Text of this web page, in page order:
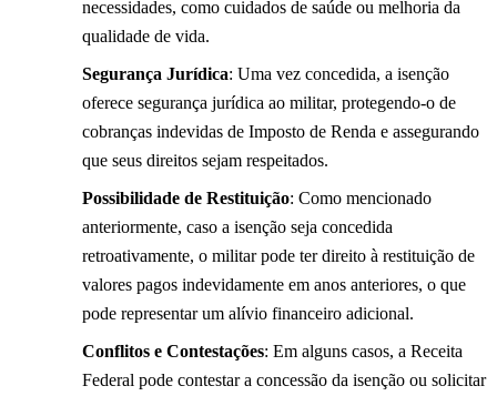
necessidades, como cuidados de saúde ou melhoria da
qualidade de vida.
Segurança Jurídica: Uma vez concedida, a isenção
oferece segurança jurídica ao militar, protegendo-o de
cobranças indevidas de Imposto de Renda e assegurando
que seus direitos sejam respeitados.
Possibilidade de Restituição: Como mencionado
anteriormente, caso a isenção seja concedida
retroativamente, o militar pode ter direito à restituição de
valores pagos indevidamente em anos anteriores, o que
pode representar um alívio financeiro adicional.
Conflitos e Contestações: Em alguns casos, a Receita
Federal pode contestar a concessão da isenção ou solicitar